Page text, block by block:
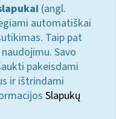
(angl.
automatiškai
Taip pat
Savo
pakeisdami
ir ištrindami
Slapukų